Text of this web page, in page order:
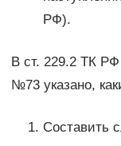
РФ).
В ст. 229.2 ТК
№73 указано,
Составить